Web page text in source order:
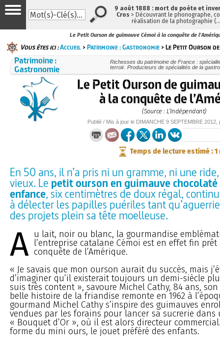
Le Petit Ourson de guimauve Cémoi à la conquête de
Vous êtes ici :Accueil >Patrimoine : Gastronomie > Le Petit Ourson
Patrimoine :
Gastronomie
Richesses du patrimoine de France :
terroir. Producteurs de spécialités de la
Le Petit Ourson de
à la conquête de
(Source : L’Indépendant)
Publié / Mis à jour le DIMANCHE 9 SEPTEMBRE 2012
Temps de lecture estimé : 1
En 50 ans, il n’a pris ni un gramme, ni une
vieux. Le petit ourson en guimauve
enfance, six centimètres de doux régal,
à délecter les papilles puériles tant
des projets plein sa tête moelleuse.
A u lait, noir ou blanc, la gourmandise
l’entreprise catalane Cémoi est en effet fin
conquête de l’Amérique.
« Je savais que mon ourson aurait du succès, mais
d’imaginer qu’il existerait toujours un demi-siècle
suis très content », savoure Michel Cathy, 84 ans,
belle histoire de la friandise remonte en 1962 à
gourmand Michel Cathy s’inspire des guimauves
vendues par les forains pour lancer sa sucrerie dans
« Bouquet d’Or », où il est alors directeur
forme du mini ours, le jouet préféré des enfants.
9 août 1888 : mort du poète et
Cros > Découvrant le phonographe,
réalisation de la photographie